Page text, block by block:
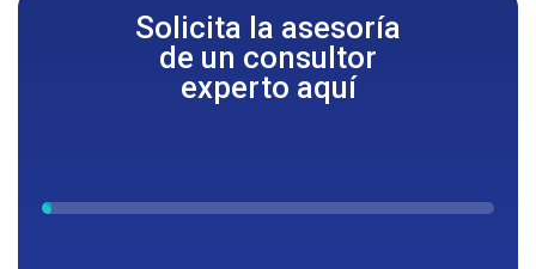
Solicita la asesoría
de un consultor
experto aquí